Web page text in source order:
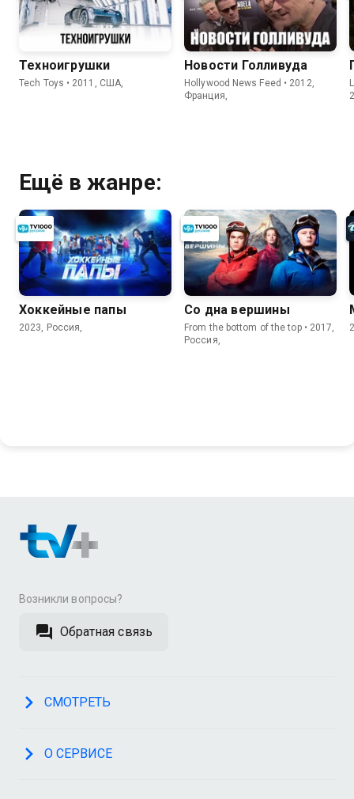
Техноигрушки
Tech Toys • 2011, США,
Новости Голливуда
Hollywood News Feed • 2012,
Франция,
Ещё в жанре:
Хоккейные папы
2023, Россия,
Со дна вершины
From the bottom of the top • 2017,
Россия,
Возникли вопросы?
Обратная связь
СМОТРЕТЬ
О СЕРВИСЕ